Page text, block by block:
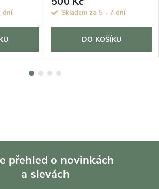
dní Skladem za 5 - 7 dní
DO KOŠÍKU
přehled o novinkách
a slevách